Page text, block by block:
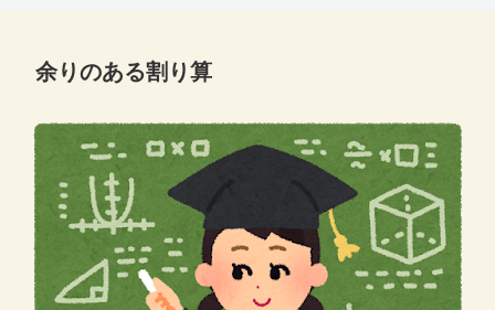
余りのある割り算